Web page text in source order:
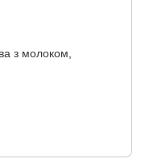
з молоком,